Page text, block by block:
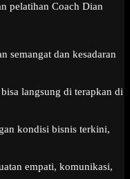
pelatihan Coach Dian
semangat dan kesadaran
langsung di terapkan di
kondisi bisnis terkini,
empati, komunikasi,